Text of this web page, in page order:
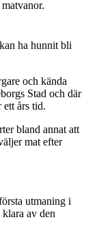
ha hunnit bli
och kända
Stad och där
års tid.
bland annat att
mat efter
utmaning i
av den